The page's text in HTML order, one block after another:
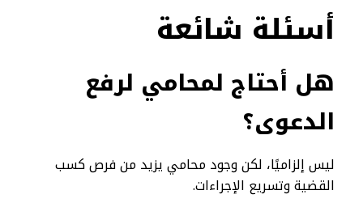
أسئلة شائعة
هل أحتاج لمحامي لرفع
الدعوى؟
ليس إلزاميًا، لكن وجود محامي يزيد من فرص كسب
القضية وتسريع الإجراءات.